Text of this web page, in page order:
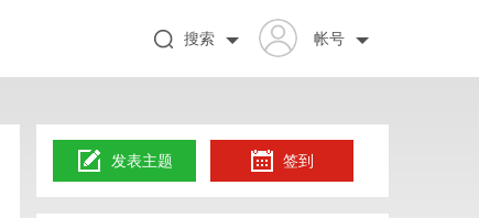
帐号
搜索
发表主题 签到